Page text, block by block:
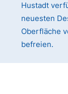
Hustadt
neuesten
Oberfläche
befreien.